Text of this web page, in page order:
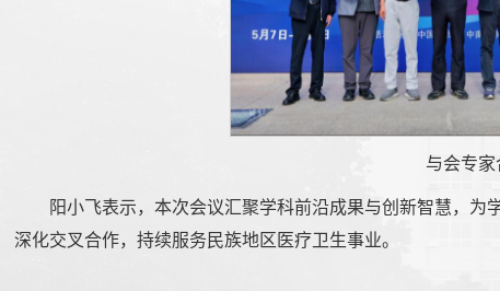
与会专
阳小飞表示，本次会议汇聚学科前沿成果与创新智慧，
深化交叉合作，持续服务民族地区医疗卫生事业。